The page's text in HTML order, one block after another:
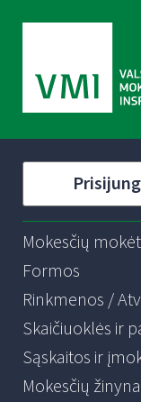
Mokesčių
Formos
Rinkmenos /
Skaičiuoklės ir
Sąskaitos ir
Mokesčių